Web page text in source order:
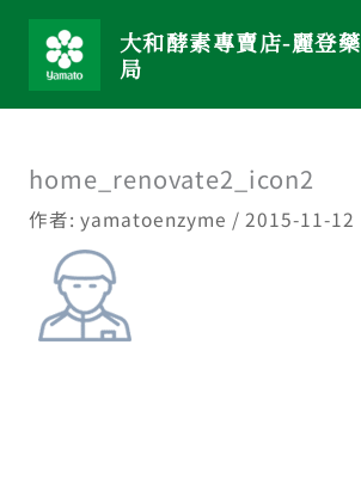
要
大和酵素專賣店-麗登藥
局
home_renovate2_icon2
作者: yamatoenzyme / 2015-11-12